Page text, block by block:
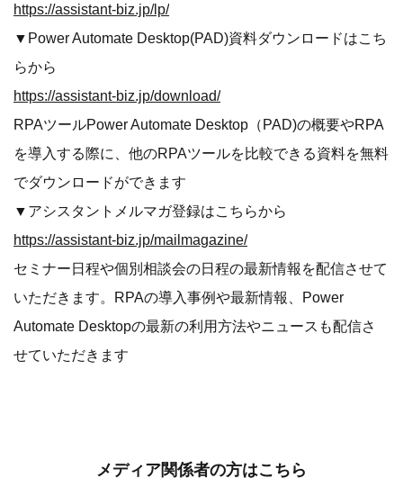
https://assistant-biz.jp/lp/
▼Power Automate Desktop(PAD)資料ダウンロードはこち
らから
https://assistant-biz.jp/download/
RPAツールPower Automate Desktop（PAD)の概要やRPA
を導入する際に、他のRPAツールを比較できる資料を無料
でダウンロードができます
▼アシスタントメルマガ登録はこちらから
https://assistant-biz.jp/mailmagazine/
セミナー日程や個別相談会の日程の最新情報を配信させて
いただきます。RPAの導入事例や最新情報、Power
Automate Desktopの最新の利用方法やニュースも配信さ
せていただきます
メディア関係者の方はこちら